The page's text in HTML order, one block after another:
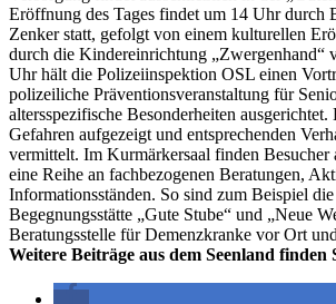
Eröffnung des Tages findet um 14 Uhr durch
Zenker statt, gefolgt von einem kulturellen
durch die Kindereinrichtung
Uhr hält die Polizeiinspektion OSL einen
polizeiliche Präventionsveranstaltung für
altersspezifische Besonderheiten ausgerichtet.
Gefahren aufgezeigt und entsprechenden
vermittelt. Im Kurmärkersaal finden Besucher
eine Reihe an fachbezogenen Beratungen,
Informationsständen. So sind zum Beispiel
Begegnungsstätte „Gute Stube“ und „Neue
Beratungsstelle für Demenzkranke vor Ort
Weitere Beiträge aus dem Seenland finden